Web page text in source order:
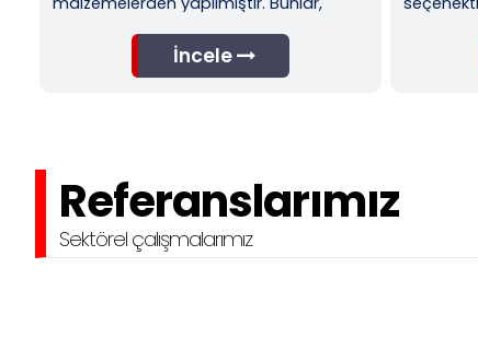
Referanslarımız
Sektörel çalışmalarımız